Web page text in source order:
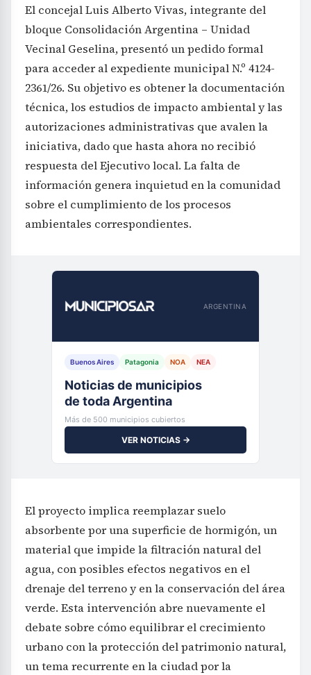
El concejal Luis Alberto Vivas, integrante del
bloque Consolidación Argentina – Unidad
Vecinal Geselina, presentó un pedido formal
para acceder al expediente municipal N.º 4124-
2361/26. Su objetivo es obtener la documentación
técnica, los estudios de impacto ambiental y las
autorizaciones administrativas que avalen la
iniciativa, dado que hasta ahora no recibió
respuesta del Ejecutivo local. La falta de
información genera inquietud en la comunidad
sobre el cumplimiento de los procesos
ambientales correspondientes.
ARGENTINA
Buenos Aires Patagonia NOA NEA
Noticias de municipios
de toda Argentina
Más de 500 municipios cubiertos
VER NOTICIAS →
El proyecto implica reemplazar suelo
absorbente por una superficie de hormigón, un
material que impide la filtración natural del
agua, con posibles efectos negativos en el
drenaje del terreno y en la conservación del área
verde. Esta intervención abre nuevamente el
debate sobre cómo equilibrar el crecimiento
urbano con la protección del patrimonio natural,
un tema recurrente en la ciudad por la